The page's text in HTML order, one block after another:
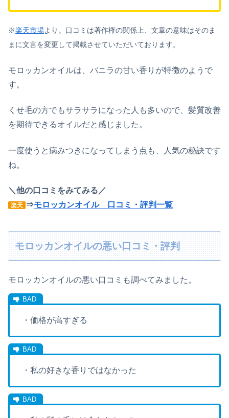
※楽天市場より。口コミは著作権の関係上、文章の意味はそのま
まに文言を変更して掲載させていただいております。
モロッカンオイルは、バニラの甘い香りが特徴のようで
す。
くせ毛の方でもサラサラになった人も多いので、髪質改善
を期待できるオイルだと感じました。
一度使うと病みつきになってしまう点も、人気の秘訣です
ね。
＼他の口コミをみてみる／
楽天 ⇒モロッカンオイル 口コミ・評判一覧
モロッカンオイルの悪い口コミ・評判
モロッカンオイルの悪い口コミも調べてみました。
・価格が高すぎる
・私の好きな香りではなかった